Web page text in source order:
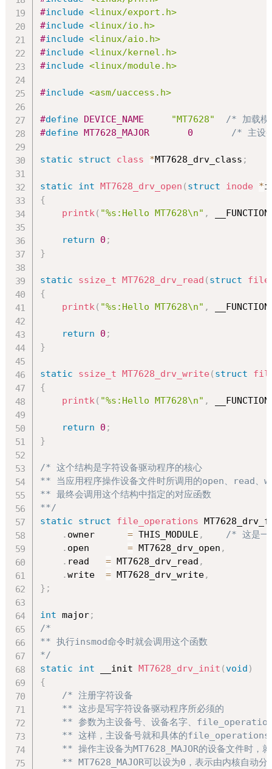
#include <linux/export.h>
#include <linux/io.h>
#include <linux/aio.h>
#include <linux/kernel.h>
#include <linux/module.h>
#include <asm/uaccess.h>
#define DEVICE_NAME "MT7628"
/* 加载模
#define MT7628_MAJOR 0 /* 主设
static struct class *MT7628_drv_class ;
static int MT7628_drv_open ( struct inode *
{
printk( "%s:Hello MT7628\n" ,
return 0 ;
}
static ssize_t MT7628_drv_read ( struct
file
{
printk( "%s:Hello MT7628\n" ,
return 0 ;
}
static ssize_t MT7628_drv_write ( struct
{
printk( "%s:Hello MT7628\n" ,
return 0 ;
}
/* 这个结构是字符设备驱动程序的核心
** 当应用程序操作设备文件时所调用的open、read、
** 最终会调用这个结构中指定的对应函数
**/
static
struct file_operations
. owner = THIS_MODULE ,
/* 这是一
. open = MT7628_drv_open ,
. read = MT7628_drv_read ,
.write = MT7628_drv_write,
} ;
int major;
/*
** 执行insmod命令时就会调用这个函数
*/
static
int __init MT7628_drv_init (void )
{
/* 注册字符设备
    ** 这步是写字符设备驱动程序所必须的
** 参数为主设备号、设备名字、
** 这样，主设备号就和具体的file_operations
** 操作主设备为MT7628_MAJOR的设备文件时，
** MT7628_MAJOR可以设为0，表示由内核自动分